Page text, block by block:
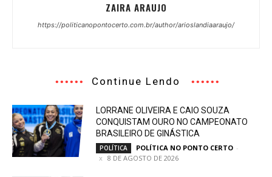
ZAIRA ARAUJO
https://politicanopontocerto.com.br/author/arioslandiaaraujo/
Continue Lendo
LORRANE OLIVEIRA E CAIO SOUZA
CONQUISTAM OURO NO CAMPEONATO
BRASILEIRO DE GINÁSTICA
POLÍTICA POLÍTICA NO PONTO CERTO -
8 DE AGOSTO DE 2026